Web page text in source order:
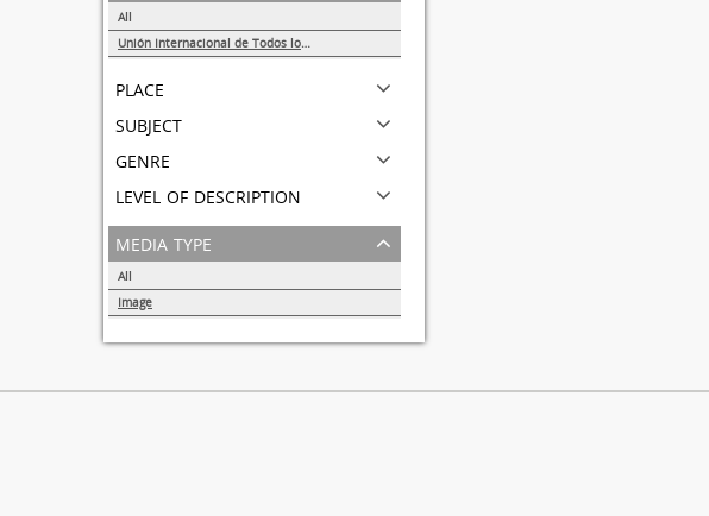
All
Unión Internacional de Todos los Amigos (VITA-México)
place
subject
genre
level of description
media type
All
Image